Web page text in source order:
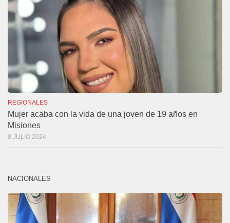
REGIONALES
Mujer acaba con la vida de una joven de 19 años en
Misiones
8 JULIO 2024
NACIONALES